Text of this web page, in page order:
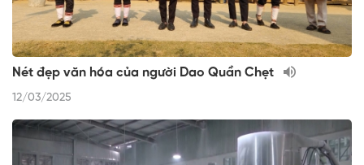
Nét đẹp văn hóa của người Dao Quần Chẹt
12/03/2025